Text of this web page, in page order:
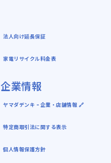
法人向け延長保証
家電リサイクル料金表
企業情報
ヤマダデンキ ｰ 企業・店舗情報 🔗
特定商取引法に関する表示
個人情報保護方針